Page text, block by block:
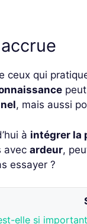
ceux qui
, mais aussi
à intégrer la
avec ardeur,
essayer ?
elle si